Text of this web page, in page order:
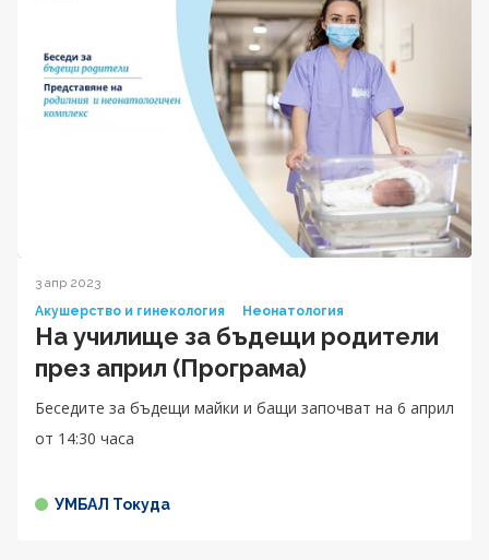
3 апр 2023
Акушерство и гинекология
Неонатология
На училище за бъдещи родители
през април (Програма)
Беседите за бъдещи майки и бащи започват на 6 април
от 14:30 часа
УМБАЛ Токуда